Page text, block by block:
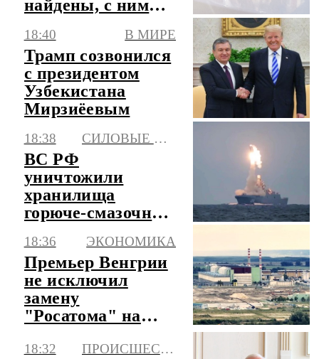
найдены, с ними
18:40 В МИРЕ
Трамп созвонился
с президентом
Узбекистана
Мирзиёевым
18:38 СИЛОВЫЕ СТРУКТУРЫ
ВС РФ
уничтожили
хранилища
горюче-смазочных
Одессе
18:36 ЭКОНОМИКА
Премьер Венгрии
не исключил
замену
"Росатома" на
18:32 ПРОИСШЕСТВИЯ